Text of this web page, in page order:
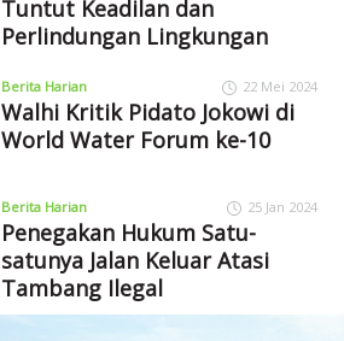
Tuntut Keadilan dan
Perlindungan Lingkungan
Berita Harian 22 Mei 2024
Walhi Kritik Pidato Jokowi di
World Water Forum ke-10
Berita Harian 25 Jan 2024
Penegakan Hukum Satu-
satunya Jalan Keluar Atasi
Tambang Ilegal